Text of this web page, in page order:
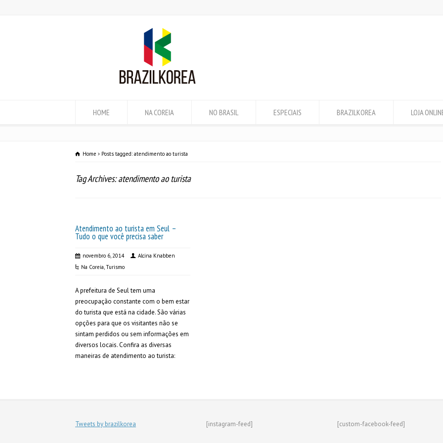
HOME NA COREIA NO BRASIL ESPECIAIS BRAZILKOREA LOJA
Home Posts tagged: atendimento ao turista
Tag Archives: atendimento ao turista
Atendimento ao turista em Seul –
Tudo o que você precisa saber
novembro 6, 2014
Alcina Knabben
Na Coreia,Turismo
A prefeitura de Seul tem uma
preocupação constante com o bem estar
do turista que está na cidade. São várias
opções para que os visitantes não se
sintam perdidos ou sem informações em
diversos locais. Confira as diversas
maneiras de atendimento ao turista:
Tweets by brazilkorea [instagram-feed] [custom-facebook-feed]